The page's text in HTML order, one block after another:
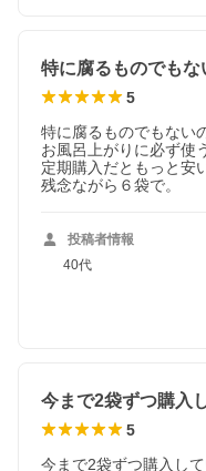
5
特に腐るものでもない
お風呂上がりに必ず使
定期購入だともっと安
残念ながら６袋で。
投稿者情報
40代
5
今まで2袋ずつ購入し